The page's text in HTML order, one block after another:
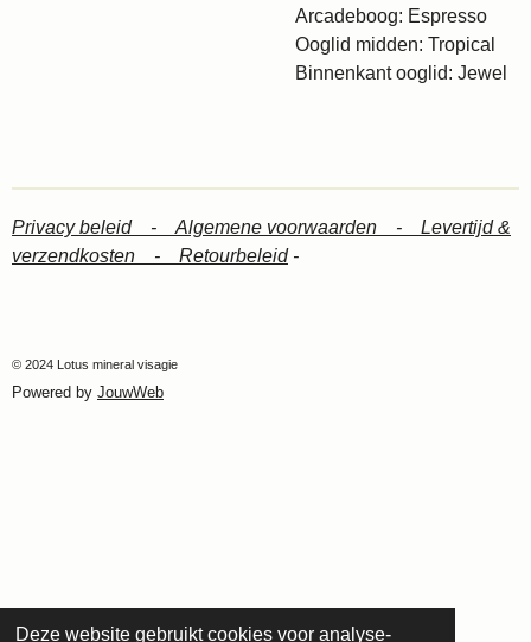
Deze website gebruikt cookies voor analyse-
Arcadeboog: Espresso
Ooglid midden: Tropical
Binnenkant ooglid: Jewel
Privacy beleid - Algemene voorwaarden - Levertijd &
verzendkosten - Retourbeleid-
© 2024 Lotus mineral visagie
Powered by JouwWeb